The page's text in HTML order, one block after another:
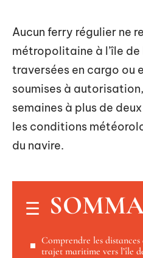
Aucun ferry régulier ne
métropolitaine à l’île de
traversées en cargo ou
soumises à
semaines à plus de
les conditions
du navire.
Comprendre les
trajet maritime vers l’île